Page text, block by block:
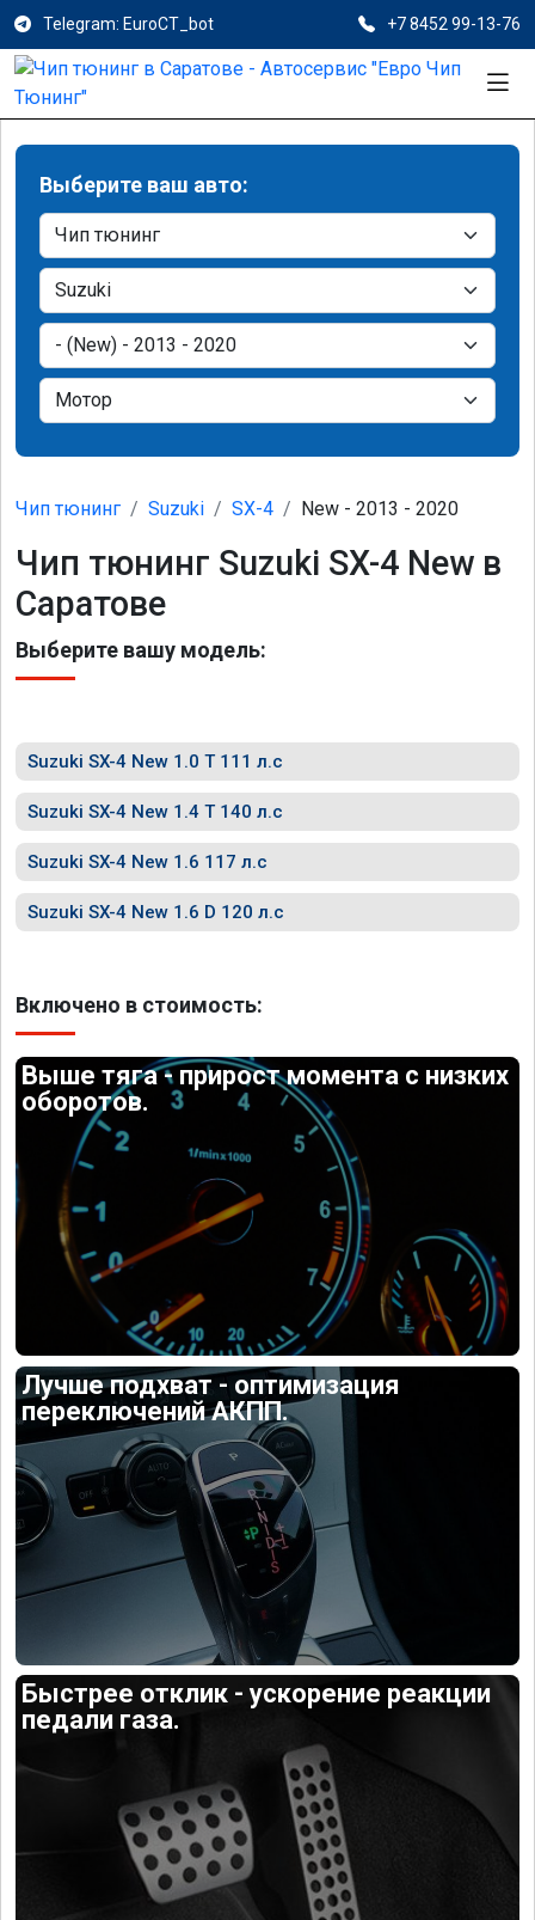
Telegram: EuroCT_bot +7 8452 99-13-76
Выберите ваш авто:
Чип тюнинг Suzuki SX-4 New - 2013 - 2020
Чип тюнинг Suzuki SX-4 New в
Саратове
Выберите вашу модель:
Suzuki SX-4 New 1.0 T 111 л.с
Suzuki SX-4 New 1.4 T 140 л.с
Suzuki SX-4 New 1.6 117 л.с
Suzuki SX-4 New 1.6 D 120 л.с
Включено в стоимость:
Выше тяга - прирост момента с низких
оборотов.
Лучше подхват - оптимизация
переключений АКПП.
Быстрее отклик - ускорение реакции
педали газа.